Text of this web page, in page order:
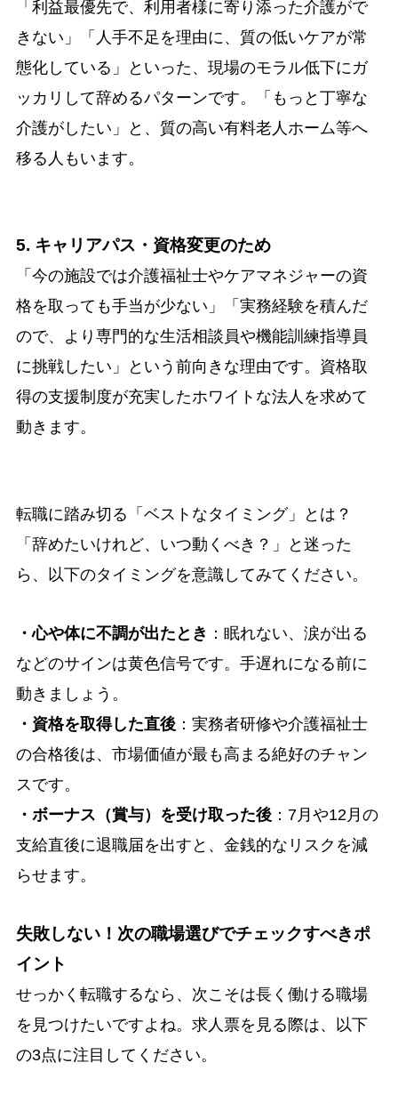
「利益最優先で、利用者様に寄り添った介護がで
きない」「人手不足を理由に、質の低いケアが常
態化している」といった、現場のモラル低下にガ
ッカリして辞めるパターンです。「もっと丁寧な
介護がしたい」と、質の高い有料老人ホーム等へ
移る人もいます。
5. キャリアパス・資格変更のため
「今の施設では介護福祉士やケアマネジャーの資
格を取っても手当が少ない」「実務経験を積んだ
ので、より専門的な生活相談員や機能訓練指導員
に挑戦したい」という前向きな理由です。資格取
得の支援制度が充実したホワイトな法人を求めて
動きます。
転職に踏み切る「ベストなタイミング」とは？
「辞めたいけれど、いつ動くべき？」と迷った
ら、以下のタイミングを意識してみてください。
・心や体に不調が出たとき ：眠れない、涙が出る
などのサインは黄色信号です。手遅れになる前に
動きましょう。
・ 資格を取得した直後：実務者研修や介護福祉士
の合格後は、市場価値が最も高まる絶好のチャン
スです。
・ボーナス（賞与）を受け取った後：7月や12月の
支給直後に退職届を出すと、金銭的なリスクを減
らせます。
失敗しない！次の職場選びでチェックすべきポ
イント
せっかく転職するなら、次こそは長く働ける職場
を見つけたいですよね。求人票を見る際は、以下
の3点に注目してください。